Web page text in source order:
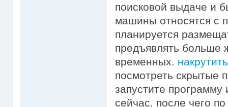
поисковой выдаче и
машины относятся с
планируется
предъявлять больше
временных.
посмотреть скрытые
запустите
сейчас, после чего